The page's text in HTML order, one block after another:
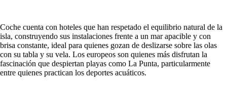
Coche cuenta con hoteles que han respetado el equilibrio natural de la
isla, construyendo sus instalaciones frente a un mar apacible y con
brisa constante, ideal para quienes gozan de deslizarse sobre las olas
con su tabla y su vela. Los europeos son quienes más disfrutan la
fascinación que despiertan playas como La Punta, particularmente
entre quienes practican los deportes acuáticos.